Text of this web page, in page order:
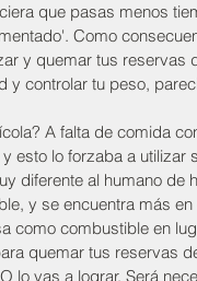
que pasas menos
Como
y quemar tus
y controlar tu peso,
A falta de comida
esto lo forzaba a
diferente al humano de
y se encuentra más
como combustible en
quemar tus reservas
lo vas a lograr. Será